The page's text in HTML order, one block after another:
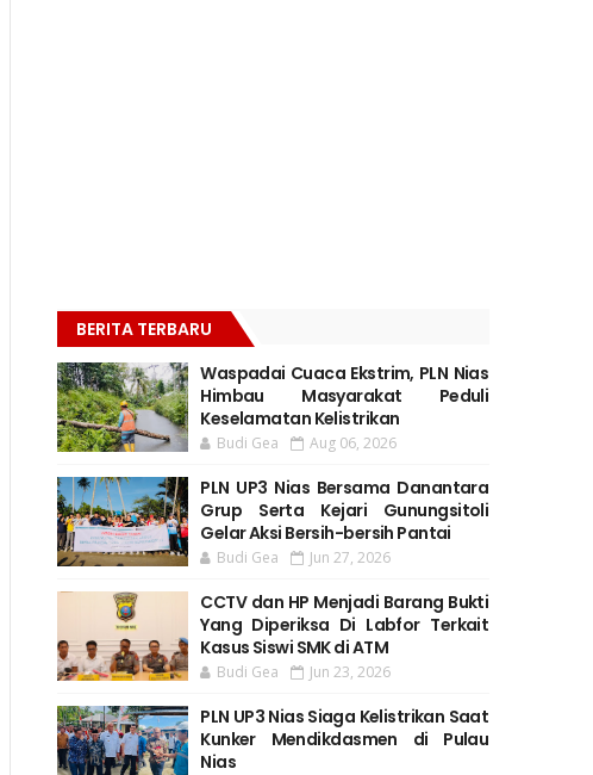
BERITA TERBARU
Waspadai Cuaca Ekstrim, PLN Nias
Himbau Masyarakat Peduli
Keselamatan Kelistrikan
Budi Gea Aug 06, 2026
PLN UP3 Nias Bersama Danantara
Grup Serta Kejari Gunungsitoli
Gelar Aksi Bersih-bersih Pantai
Budi Gea Jun 27, 2026
CCTV dan HP Menjadi Barang Bukti
Yang Diperiksa Di Labfor Terkait
Kasus Siswi SMK di ATM
Budi Gea Jun 23, 2026
PLN UP3 Nias Siaga Kelistrikan Saat
Kunker Mendikdasmen di Pulau
Nias